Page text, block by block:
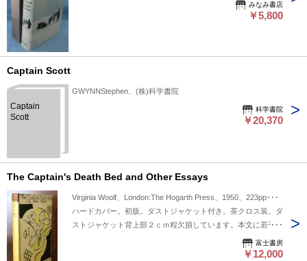
みなみ書店
￥5,800
Captain Scott
Captain
Scott
GWYNNStephen、(株)科学書院
科学書院
￥20,370
The Captain's Death Bed and Other Essays
Virginia Woolf、London:The Hogarth Press、1950、223pp･･･
ハードカバー。初版。ダストジャケット付き。茶クロス装。ダ
ストジャケット背上部２ｃｍ程欠損しています。本文に若干の
富士書房
￥12,000